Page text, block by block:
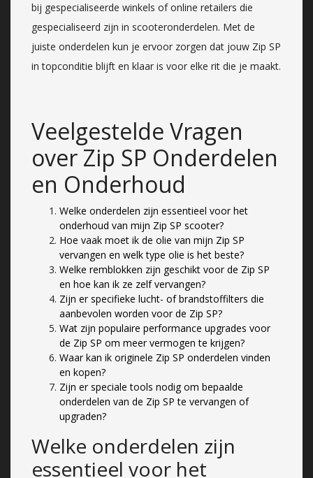
bij gespecialiseerde winkels of online retailers die
gespecialiseerd zijn in scooteronderdelen. Met de
juiste onderdelen kun je ervoor zorgen dat jouw Zip SP
in topconditie blijft en klaar is voor elke rit die je maakt.
Veelgestelde Vragen
over Zip SP Onderdelen
en Onderhoud
Welke onderdelen zijn essentieel voor het
onderhoud van mijn Zip SP scooter?
Hoe vaak moet ik de olie van mijn Zip SP
vervangen en welk type olie is het beste?
Welke remblokken zijn geschikt voor de Zip SP
en hoe kan ik ze zelf vervangen?
Zijn er specifieke lucht- of brandstoffilters die
aanbevolen worden voor de Zip SP?
Wat zijn populaire performance upgrades voor
de Zip SP om meer vermogen te krijgen?
Waar kan ik originele Zip SP onderdelen vinden
en kopen?
Zijn er speciale tools nodig om bepaalde
onderdelen van de Zip SP te vervangen of
upgraden?
Welke onderdelen zijn
essentieel voor het